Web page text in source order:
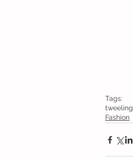
Tags:
tweeling
Fashion